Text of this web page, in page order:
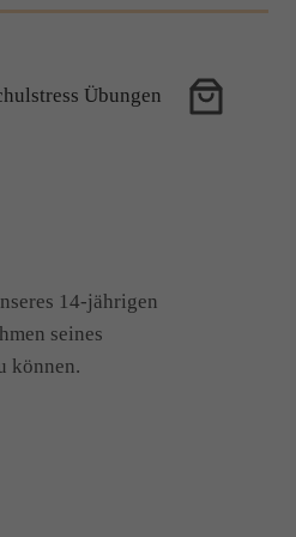
Übungen
14-jährigen
seines
können.